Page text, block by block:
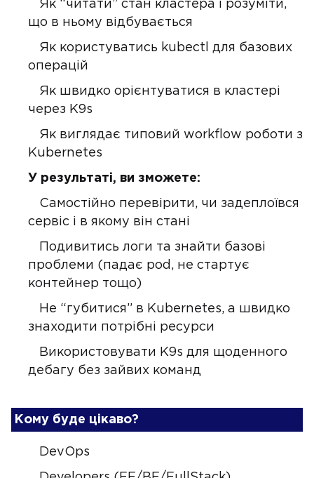
Як “читати” стан кластера і розуміти,
що в ньому відбувається
Як користуватись kubectl для базових
операцій
Як швидко орієнтуватися в кластері
через K9s
Як виглядає типовий workflow роботи з
Kubernetes
У результаті, ви зможете:
Самостійно перевірити, чи задеплоївся
сервіс і в якому він стані
Подивитись логи та знайти базові
проблеми (падає pod, не стартує
контейнер тощо)
Не “губитися” в Kubernetes, а швидко
знаходити потрібні ресурси
Використовувати K9s для щоденного
дебагу без зайвих команд
Кому буде цікаво?
DevOps